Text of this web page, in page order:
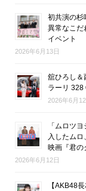
初共演の杉
異常なこだ
イベント
2026年6月13日
舘ひろし＆
ラーリ 328
2026年6月
「ムロツ
入したムロ
映画『君の
2026年6月12日
【AKB48